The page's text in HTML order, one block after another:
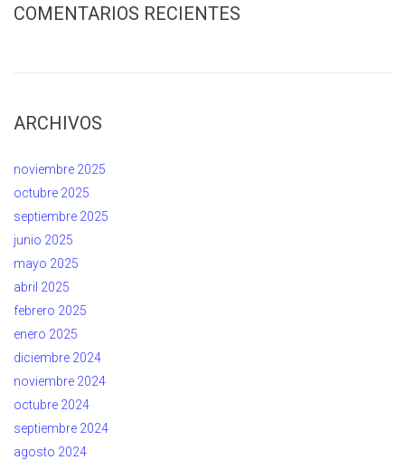
COMENTARIOS RECIENTES
ARCHIVOS
noviembre 2025
octubre 2025
septiembre 2025
junio 2025
mayo 2025
abril 2025
febrero 2025
enero 2025
diciembre 2024
noviembre 2024
octubre 2024
septiembre 2024
agosto 2024